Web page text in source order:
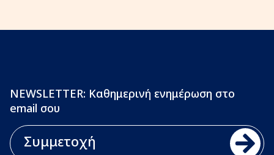
NEWSLETTER: Καθημερινή ενημέρωση στο
email σου